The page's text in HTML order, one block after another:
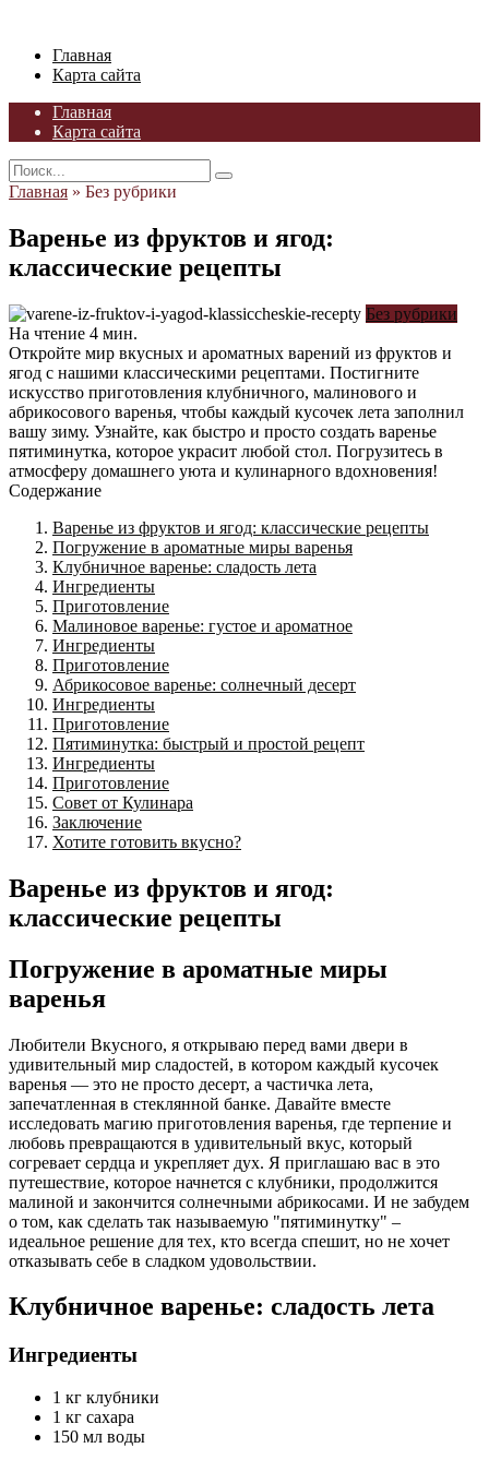
contentГлавная
Карта сайта
Главная
Карта сайта
Search
for:
Главная » Без рубрики
Варенье из фруктов и ягод:
классические рецепты
Без рубрики
На чтение 4 мин.
Откройте мир вкусных и ароматных варений из фруктов и
ягод с нашими классическими рецептами. Постигните
искусство приготовления клубничного, малинового и
абрикосового варенья, чтобы каждый кусочек лета заполнил
вашу зиму. Узнайте, как быстро и просто создать варенье
пятиминутка, которое украсит любой стол. Погрузитесь в
атмосферу домашнего уюта и кулинарного вдохновения!
Содержание
Варенье из фруктов и ягод: классические рецепты
Погружение в ароматные миры варенья
Клубничное варенье: сладость лета
Ингредиенты
Приготовление
Малиновое варенье: густое и ароматное
Ингредиенты
Приготовление
Абрикосовое варенье: солнечный десерт
Ингредиенты
Приготовление
Пятиминутка: быстрый и простой рецепт
Ингредиенты
Приготовление
Совет от Кулинара
Заключение
Хотите готовить вкусно?
Варенье из фруктов и ягод:
классические рецепты
Погружение в ароматные миры
варенья
Любители Вкусного, я открываю перед вами двери в
удивительный мир сладостей, в котором каждый кусочек
варенья — это не просто десерт, а частичка лета,
запечатленная в стеклянной банке. Давайте вместе
исследовать магию приготовления варенья, где терпение и
любовь превращаются в удивительный вкус, который
согревает сердца и укрепляет дух. Я приглашаю вас в это
путешествие, которое начнется с клубники, продолжится
малиной и закончится солнечными абрикосами. И не забудем
о том, как сделать так называемую "пятиминутку" –
идеальное решение для тех, кто всегда спешит, но не хочет
отказывать себе в сладком удовольствии.
Клубничное варенье: сладость лета
Ингредиенты
1 кг клубники
1 кг сахара
150 мл воды